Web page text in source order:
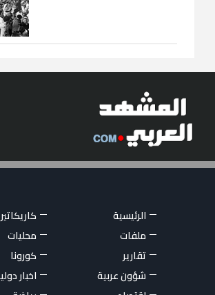
الرئيسية
كاريكاتير
ملفات
محليات
تقارير
كورونا
شؤون عربية
اخبار